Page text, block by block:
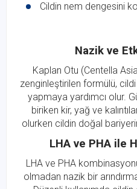
Cildin nem dengesini
Nazik ve
Kaplan Otu (Centella
zenginleştirilen formülü,
yapmaya yardımcı olur.
biriken kir, yağ ve
olurken cildin doğal
LHA ve PHA ile
LHA ve PHA
olmadan nazik bir